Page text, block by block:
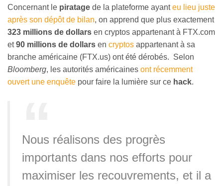
Concernant le piratage de la plateforme ayanteu lieu juste
après son dépôt de bilan, on apprend que plus exactement
323 millions de dollars en cryptos appartenant à FTX.com
et90 millions de dollars en cryptos appartenant à sa
branche américaine (FTX.us) ont été dérobés. Selon
Bloomberg, les autorités américaines ont récemment
ouvert une enquête pour faire la lumière sur ce hack.
Nous réalisons des progrès
importants dans nos efforts pour
maximiser les recouvrements, et il a